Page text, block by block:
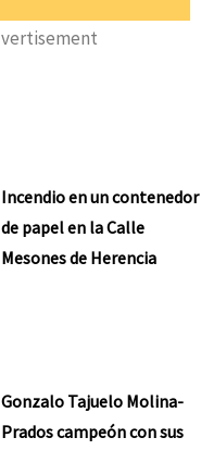
Incendio en un contenedor
de papel en la Calle
Mesones de Herencia
Gonzalo Tajuelo Molina-
Prados campeón con sus